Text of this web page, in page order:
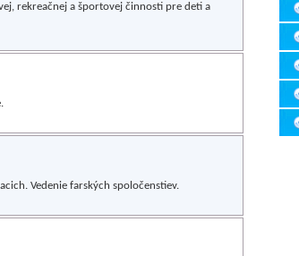
rekreačnej a športovej činnosti pre deti a
Vedenie farských spoločenstiev.